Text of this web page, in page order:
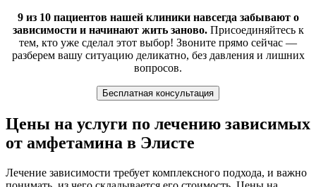
9 из 10 пациентов нашей клиники навсегда забывают о
зависимости и начинают жить заново.Присоединяйтесь к
тем, кто уже сделал этот выбор! Звоните прямо сейчас —
разберем вашу ситуацию деликатно, без давления и лишних
вопросов.
Бесплатная консультация
Цены на услуги по лечению зависимых
от амфетамина в Элисте
Лечение зависимости требует комплексного подхода, и важно